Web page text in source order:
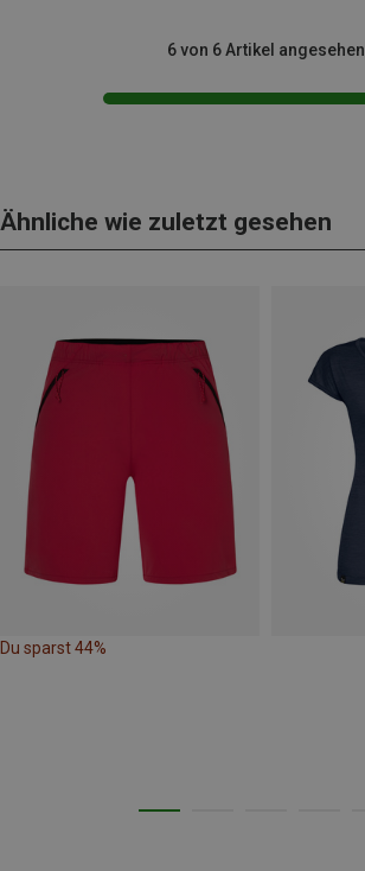
6 von 6 Artikel angesehen
Ähnliche wie zuletzt gesehen
Du sparst 44%